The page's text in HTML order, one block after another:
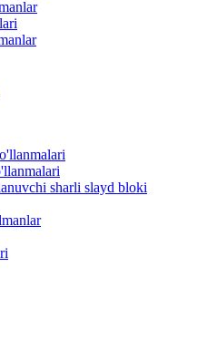
sharli slayd bloki